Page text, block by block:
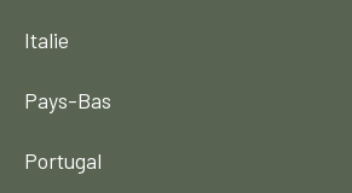
Italie
Pays-Bas
Portugal